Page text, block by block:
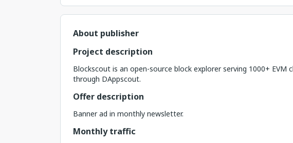
About publisher
Project description
Blockscout is an open-source block explorer serving 1000+
through DAppscout.
Offer description
Banner ad in monthly newsletter.
Monthly traffic